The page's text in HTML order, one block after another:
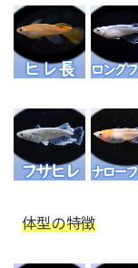
体型の特徴